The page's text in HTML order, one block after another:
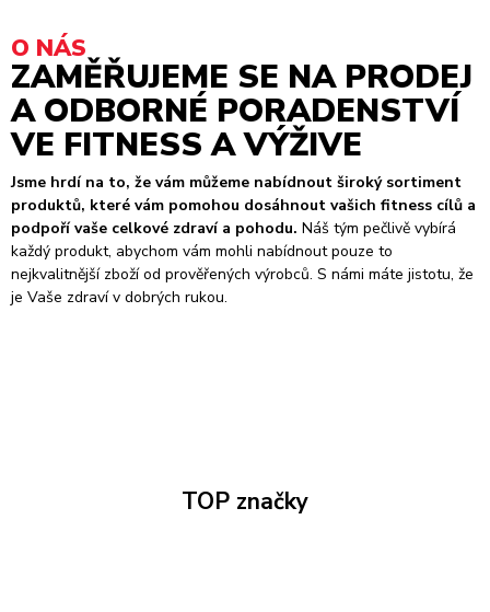
O NÁS
ZAMĚŘUJEME SE NA PRODEJ
A ODBORNÉ PORADENSTVÍ
VE FITNESS A VÝŽIVE
Jsme hrdí na to, že vám můžeme nabídnout široký sortiment
produktů, které vám pomohou dosáhnout vašich fitness cílů a
podpoří vaše celkové zdraví a pohodu. Náš tým pečlivě vybírá
každý produkt, abychom vám mohli nabídnout pouze to
nejkvalitnější zboží od prověřených výrobců. S námi máte jistotu, že
je Vaše zdraví v dobrých rukou.
TOP značky